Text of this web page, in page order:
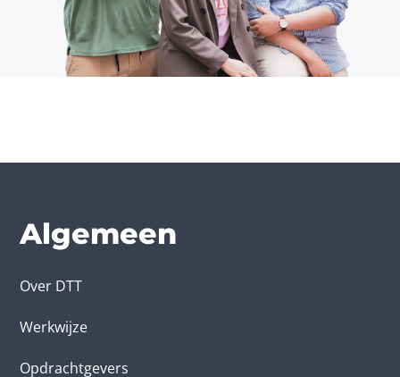
Algemeen
Over DTT
Werkwijze
Opdrachtgevers